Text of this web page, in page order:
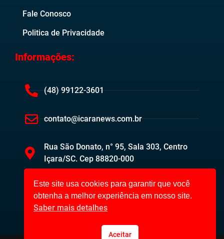
Fale Conosco
Politica de Privacidade
Informações:
(48) 99122-3601
contato@icaranews.com.br
Rua São Donato, n° 95, Sala 303, Centro
Içara/SC. Cep 88820-000
Este site usa cookies para garantir que você
obtenha a melhor experiência em nosso site.
Saber mais detalhes
Aceitar